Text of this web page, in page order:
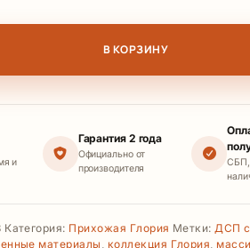
Модуль вешалка с МЭ (Elixir
В КОРЗИНУ
и
Гарантия 2 года
Официально от
производителя
Категория: Прихожая Глория Метки:ДСП с
материалы , коллекция Глория,